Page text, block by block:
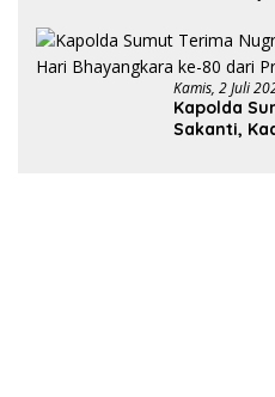
Kamis, 2 Juli
Kapolda
Sakanti,